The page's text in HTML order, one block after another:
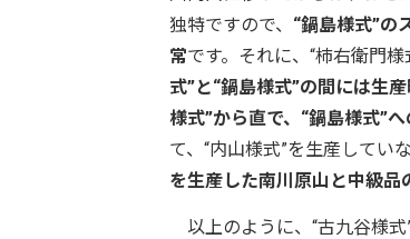
独特ですので、 “鍋島様式”の
常です。それに、“柿右衛門様
式”と“鍋島様式”の間には生
様式”から直で、“鍋島様式”
て、“内山様式”を生産してい
を生産した南川原山と中級品
以上のように、“古九谷様